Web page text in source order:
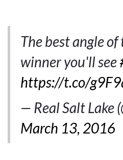
The best angle
winner you'll see
https://t.co/
— Real Salt Lake
March 13, 2016